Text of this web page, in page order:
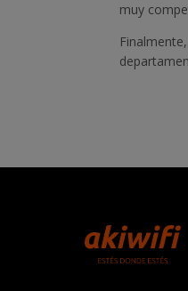
muy